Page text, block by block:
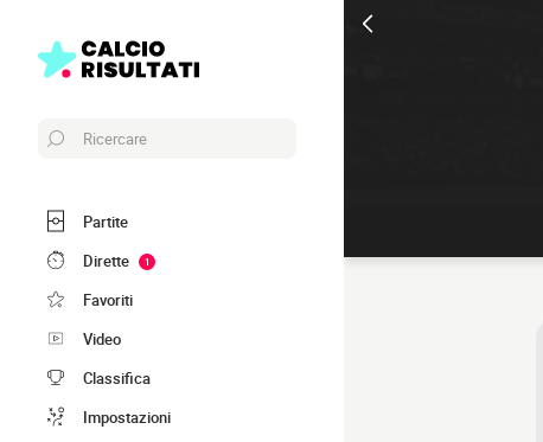
Ricercare
Partite
Dirette
1
Favoriti
Video
Classifica
Impostazioni